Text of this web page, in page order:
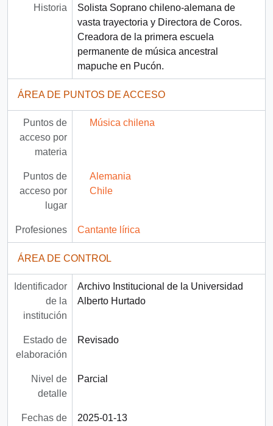
Historia
Solista Soprano chileno-alemana de
vasta trayectoria y Directora de Coros.
Creadora de la primera escuela
permanente de música ancestral
mapuche en Pucón.
ÁREA DE PUNTOS DE ACCESO
Puntos de
acceso por
materia
Música chilena
Puntos de
acceso por
lugar
Alemania
Chile
Profesiones Cantante lírica
ÁREA DE CONTROL
Identificador
de la
institución
Archivo Institucional de la Universidad
Alberto Hurtado
Estado de
elaboración
Revisado
Nivel de
detalle
Parcial
Fechas de
2025-01-13